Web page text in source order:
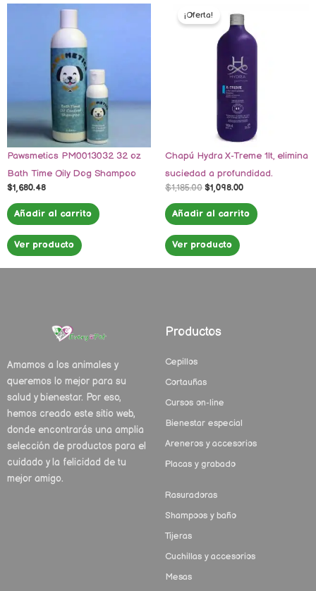
Pawsmetics PM0013032 32 oz
Bath Time Oily Dog Shampoo
$1,680.48
Añadir al carrito
Ver producto
¡Oferta!
Chapú Hydra X-Treme 1lt, elimina
suciedad a profundidad.
$1,185.00
precio
original
$1,185.00.
$1,098.00
actual
es:
$1,098.00.
Añadir al carrito
Ver producto
Amamos a los animales y
queremos lo mejor para su
salud y bienestar. Por eso,
hemos creado este sitio web,
donde encontrarás una amplia
selección de productos para el
cuidado y la felicidad de tu
mejor amigo.
Productos
Cepillos
Cortauñas
Cursos on-line
Bienestar especial
Areneros y accesorios
Placas y grabado
Rasuradoras
Shampoos y baño
Tijeras
Cuchillas y accesorios
Mesas